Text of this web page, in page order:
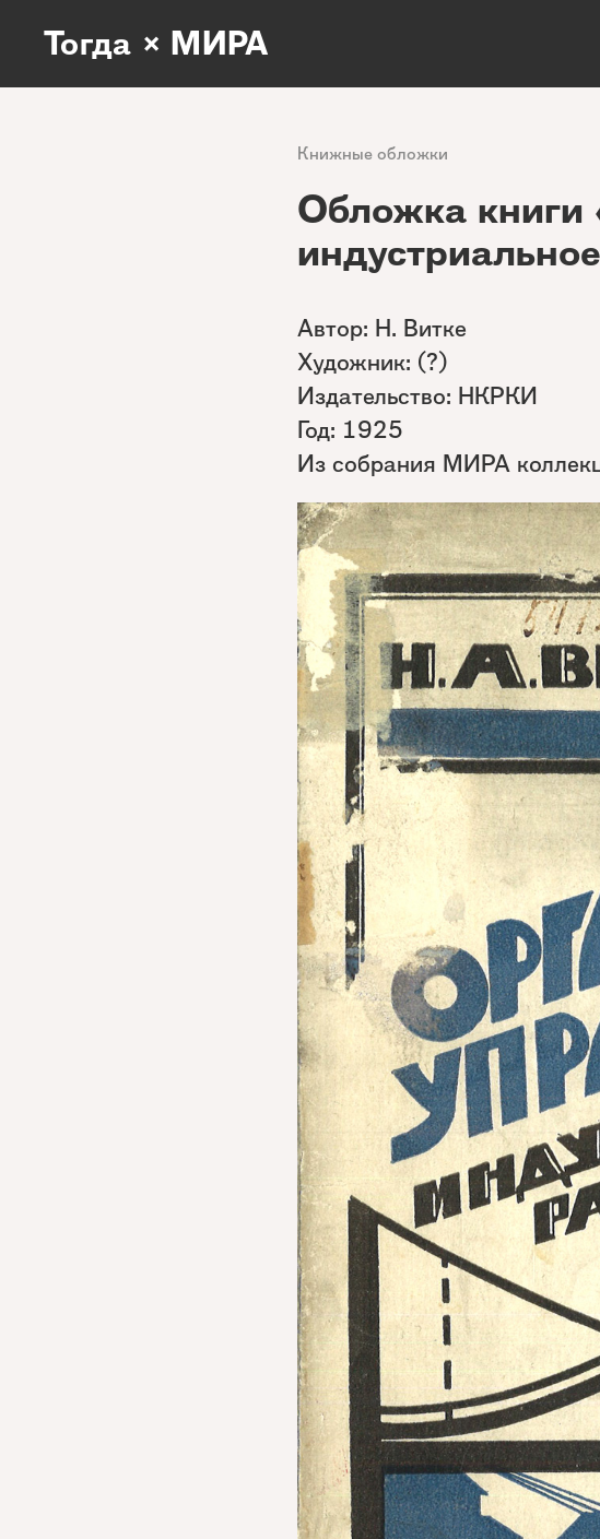
Тогда × МИРА
Книжные обложки
Обложка книги
Автор: Н. Витке
Художник: (?)
Издательство: НКРКИ
Год: 1925
Из собрания МИРА